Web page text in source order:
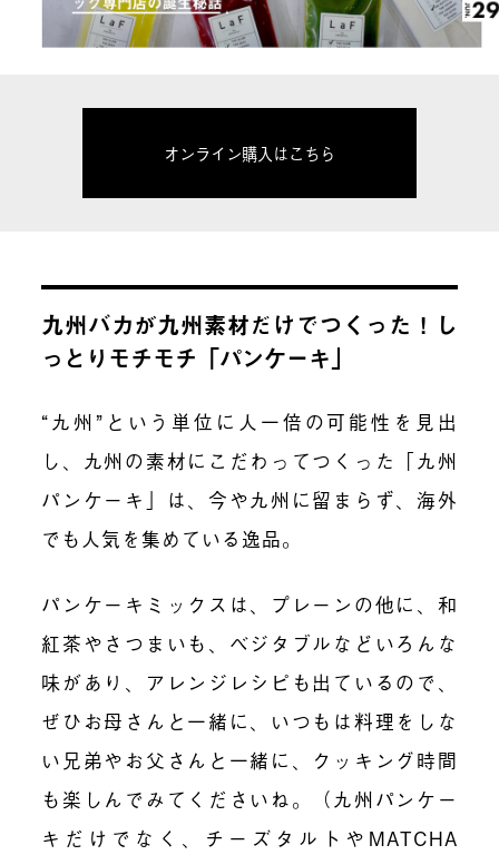
オンライン購入はこちら
九州バカが九州素材だけでつくった！し
っとりモチモチ「パンケーキ」
“九州”という単位に人一倍の可能性を見出
し、九州の素材にこだわってつくった「九州
パンケーキ」は、今や九州に留まらず、海外
でも人気を集めている逸品。
パンケーキミックスは、プレーンの他に、和
紅茶やさつまいも、ベジタブルなどいろんな
味があり、アレンジレシピも出ているので、
ぜひお母さんと一緒に、いつもは料理をしな
い兄弟やお父さんと一緒に、クッキング時間
も楽しんでみてくださいね。（九州パンケー
キだけでなく、チーズタルトやMATCHA